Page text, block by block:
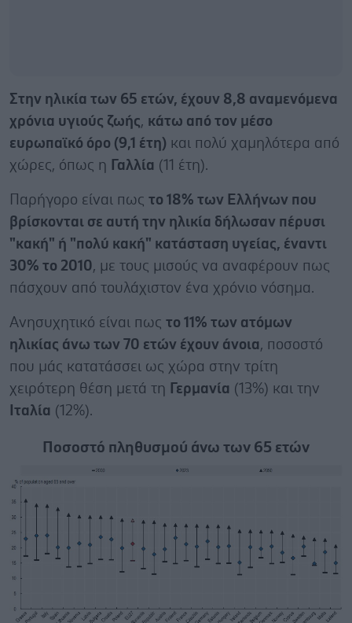
Στην ηλικία των 65 ετών, έχουν 8,8 αναμενόμενα
χρόνια υγιούς ζωής, κάτω από τον μέσο
ευρωπαϊκό όρο (9,1 έτη) και πολύ χαμηλότερα από
χώρες, όπως η Γαλλία (11 έτη).
Παρήγορο είναι πως το 18% των Ελλήνων που
βρίσκονται σε αυτή την ηλικία δήλωσαν πέρυσι
"κακή" ή "πολύ κακή" κατάσταση υγείας, έναντι
30% το 2010, με τους μισούς να αναφέρουν πως
πάσχουν από τουλάχιστον ένα χρόνιο νόσημα.
Ανησυχητικό είναι πως το 11% των ατόμων
ηλικίας άνω των 70 ετών έχουν άνοια, ποσοστό
που μάς κατατάσσει ως χώρα στην τρίτη
χειρότερη θέση μετά τη Γερμανία (13%) και την
Ιταλία (12%).
Ποσοστό πληθυσμού άνω των 65 ετών